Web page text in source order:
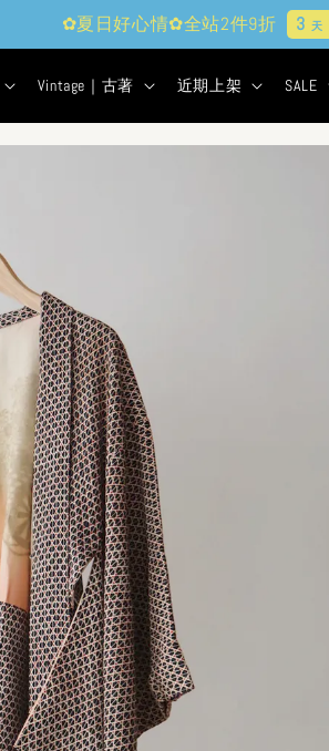
✿夏日好心情✿全站2件9折 3 天
Vintage｜古著 近期上架 SALE